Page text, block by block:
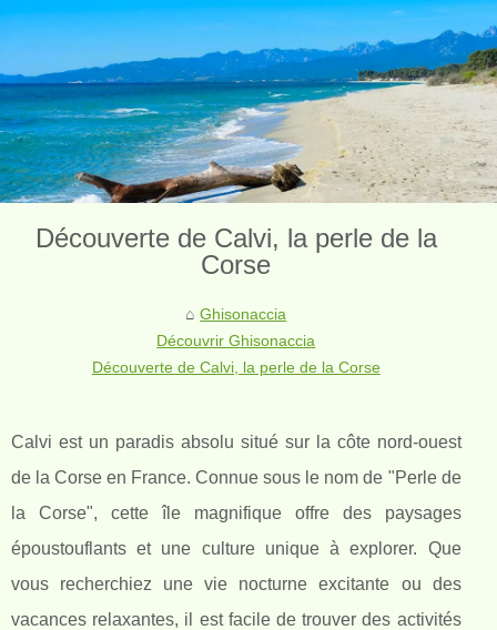
Découverte de Calvi, la perle de la
Corse
Ghisonaccia
Découvrir Ghisonaccia
Découverte de Calvi, la perle de la Corse
Calvi est un paradis absolu situé sur la côte nord-ouest
de la Corse en France. Connue sous le nom de "Perle de
la Corse", cette île magnifique offre des paysages
époustouflants et une culture unique à explorer. Que
vous recherchiez une vie nocturne excitante ou des
vacances relaxantes, il est facile de trouver des activités